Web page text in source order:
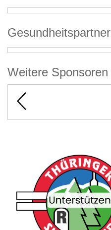
Gesundheitspartner
Weitere Sponsoren